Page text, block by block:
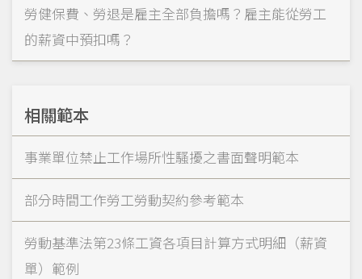
勞健保費、勞退是雇主全部負擔嗎？雇主能從勞工
的薪資中預扣嗎？
相關範本
事業單位禁止工作場所性騷擾之書面聲明範本
部分時間工作勞工勞動契約參考範本
勞動基準法第23條工資各項目計算方式明細（薪資
單）範例